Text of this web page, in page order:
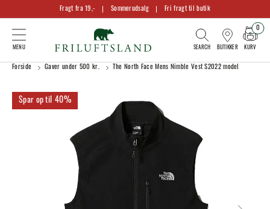
Fragt fra 19,- Sommerudsalg Fri fragt til butik
BUTIKKER KURV
0
Forside Gaver under 500 kr. The North Face Mens Nimble Vest S2022 model
40%